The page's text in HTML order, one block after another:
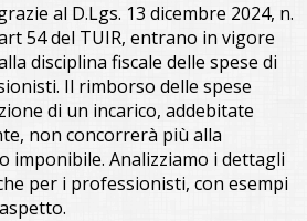
al D.Lgs. 13 dicembre 2024, n.
54 del TUIR, entrano in vigore
disciplina fiscale delle spese di
Il rimborso delle spese
di un incarico, addebitate
non concorrerà più alla
imponibile. Analizziamo i dettagli
per i professionisti, con esempi